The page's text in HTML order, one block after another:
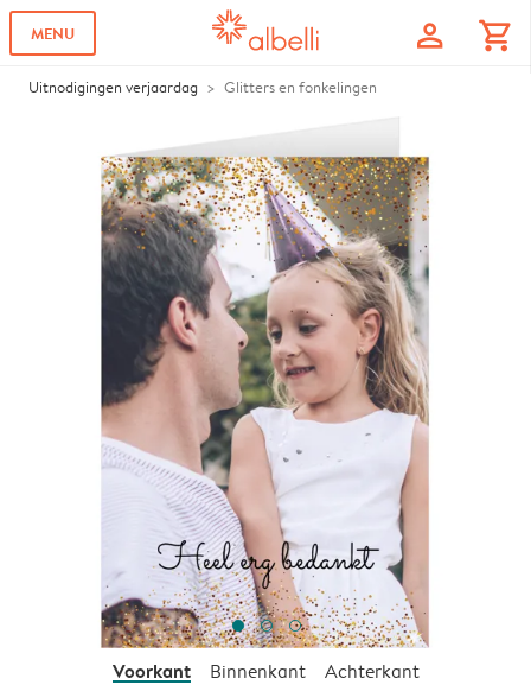
MENU profile shopping_cart
Uitnodigingen verjaardag Glitters en fonkelingen
Voorkant Binnenkant Achterkant